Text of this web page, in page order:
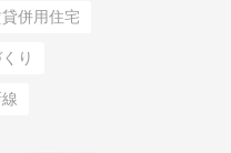
併用住宅
り